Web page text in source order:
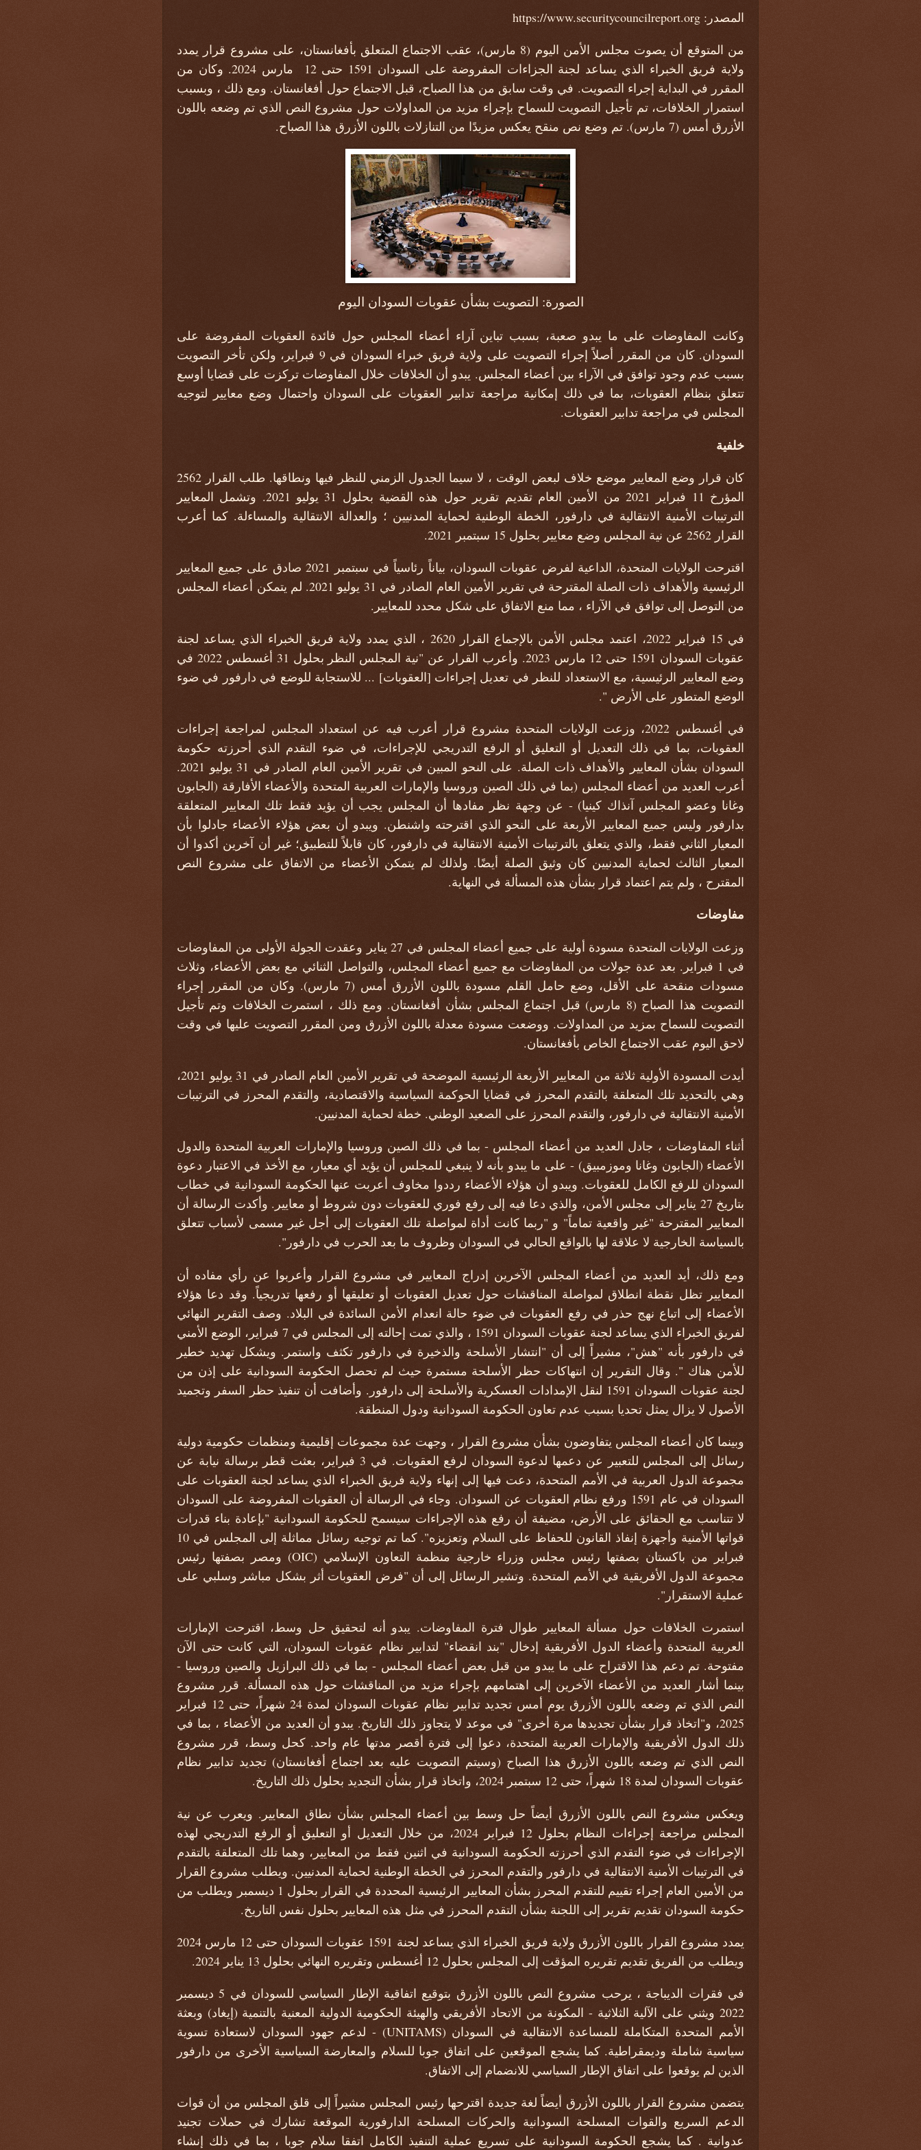
المصدر: https://www.securitycouncilreport.org
من المتوقع أن يصوت مجلس الأمن اليوم (8 مارس)، عقب الاجتماع المتعلق بأفغانستان، على مشروع قرار يمدد
ولاية فريق الخبراء الذي يساعد لجنة الجزاءات المفروضة على السودان 1591 حتى 12 مارس 2024. وكان من
المقرر في البداية إجراء التصويت. في وقت سابق من هذا الصباح، قبل الاجتماع حول أفغانستان. ومع ذلك ، وبسبب
استمرار الخلافات، تم تأجيل التصويت للسماح بإجراء مزيد من المداولات حول مشروع النص الذي تم وضعه باللون
الأزرق أمس (7 مارس). تم وضع نص منقح يعكس مزيدًا من التنازلات باللون الأزرق هذا الصباح.
الصورة: التصويت بشأن عقوبات السودان اليوم
وكانت المفاوضات على ما يبدو صعبة، بسبب تباين آراء أعضاء المجلس حول فائدة العقوبات المفروضة على
السودان. كان من المقرر أصلاً إجراء التصويت على ولاية فريق خبراء السودان في 9 فبراير، ولكن تأخر التصويت
بسبب عدم وجود توافق في الآراء بين أعضاء المجلس. يبدو أن الخلافات خلال المفاوضات تركزت على قضايا أوسع
تتعلق بنظام العقوبات، بما في ذلك إمكانية مراجعة تدابير العقوبات على السودان واحتمال وضع معايير لتوجيه
المجلس في مراجعة تدابير العقوبات.
خلفية
كان قرار وضع المعايير موضع خلاف لبعض الوقت ، لا سيما الجدول الزمني للنظر فيها ونطاقها. طلب القرار 2562
المؤرخ 11 فبراير 2021 من الأمين العام تقديم تقرير حول هذه القضية بحلول 31 يوليو 2021. وتشمل المعايير
الترتيبات الأمنية الانتقالية في دارفور، الخطة الوطنية لحماية المدنيين ؛ والعدالة الانتقالية والمساءلة. كما أعرب
القرار 2562 عن نية المجلس وضع معايير بحلول 15 سبتمبر 2021.
اقترحت الولايات المتحدة، الداعية لفرض عقوبات السودان، بياناً رئاسياً في سبتمبر 2021 صادق على جميع المعايير
الرئيسية والأهداف ذات الصلة المقترحة في تقرير الأمين العام الصادر في 31 يوليو 2021. لم يتمكن أعضاء المجلس
من التوصل إلى توافق في الآراء ، مما منع الاتفاق على شكل محدد للمعايير.
في 15 فبراير 2022، اعتمد مجلس الأمن بالإجماع القرار 2620 ، الذي يمدد ولاية فريق الخبراء الذي يساعد لجنة
عقوبات السودان 1591 حتى 12 مارس 2023. وأعرب القرار عن "نية المجلس النظر بحلول 31 أغسطس 2022 في
وضع المعايير الرئيسية، مع الاستعداد للنظر في تعديل إجراءات [العقوبات] ... للاستجابة للوضع في دارفور في ضوء
الوضع المتطور على الأرض ".
في أغسطس 2022، وزعت الولايات المتحدة مشروع قرار أعرب فيه عن استعداد المجلس لمراجعة إجراءات
العقوبات، بما في ذلك التعديل أو التعليق أو الرفع التدريجي للإجراءات، في ضوء التقدم الذي أحرزته حكومة
السودان بشأن المعايير والأهداف ذات الصلة. على النحو المبين في تقرير الأمين العام الصادر في 31 يوليو 2021.
أعرب العديد من أعضاء المجلس (بما في ذلك الصين وروسيا والإمارات العربية المتحدة والأعضاء الأفارقة (الجابون
وغانا وعضو المجلس آنذاك كينيا) - عن وجهة نظر مفادها أن المجلس يجب أن يؤيد فقط تلك المعايير المتعلقة
بدارفور وليس جميع المعايير الأربعة على النحو الذي اقترحته واشنطن. ويبدو أن بعض هؤلاء الأعضاء جادلوا بأن
المعيار الثاني فقط، والذي يتعلق بالترتيبات الأمنية الانتقالية في دارفور، كان قابلاً للتطبيق؛ غير أن آخرين أكدوا أن
المعيار الثالث لحماية المدنيين كان وثيق الصلة أيضًا. ولذلك لم يتمكن الأعضاء من الاتفاق على مشروع النص
المقترح ، ولم يتم اعتماد قرار بشأن هذه المسألة في النهاية.
مفاوضات
وزعت الولايات المتحدة مسودة أولية على جميع أعضاء المجلس في 27 يناير وعقدت الجولة الأولى من المفاوضات
في 1 فبراير. بعد عدة جولات من المفاوضات مع جميع أعضاء المجلس، والتواصل الثنائي مع بعض الأعضاء، وثلاث
مسودات منقحة على الأقل، وضع حامل القلم مسودة باللون الأزرق أمس (7 مارس). وكان من المقرر إجراء
التصويت هذا الصباح (8 مارس) قبل اجتماع المجلس بشأن أفغانستان. ومع ذلك ، استمرت الخلافات وتم تأجيل
التصويت للسماح بمزيد من المداولات. ووضعت مسودة معدلة باللون الأزرق ومن المقرر التصويت عليها في وقت
لاحق اليوم عقب الاجتماع الخاص بأفغانستان.
أيدت المسودة الأولية ثلاثة من المعايير الأربعة الرئيسية الموضحة في تقرير الأمين العام الصادر في 31 يوليو 2021،
وهي بالتحديد تلك المتعلقة بالتقدم المحرز في قضايا الحوكمة السياسية والاقتصادية، والتقدم المحرز في الترتيبات
الأمنية الانتقالية في دارفور، والتقدم المحرز على الصعيد الوطني. خطة لحماية المدنيين.
أثناء المفاوضات ، جادل العديد من أعضاء المجلس - بما في ذلك الصين وروسيا والإمارات العربية المتحدة والدول
الأعضاء (الجابون وغانا وموزمبيق) - على ما يبدو بأنه لا ينبغي للمجلس أن يؤيد أي معيار، مع الأخذ في الاعتبار دعوة
السودان للرفع الكامل للعقوبات. ويبدو أن هؤلاء الأعضاء رددوا مخاوف أعربت عنها الحكومة السودانية في خطاب
بتاريخ 27 يناير إلى مجلس الأمن، والذي دعا فيه إلى رفع فوري للعقوبات دون شروط أو معايير. وأكدت الرسالة أن
المعايير المقترحة "غير واقعية تماماً" و "ربما كانت أداة لمواصلة تلك العقوبات إلى أجل غير مسمى لأسباب تتعلق
بالسياسة الخارجية لا علاقة لها بالواقع الحالي في السودان وظروف ما بعد الحرب في دارفور".
ومع ذلك، أيد العديد من أعضاء المجلس الآخرين إدراج المعايير في مشروع القرار وأعربوا عن رأي مفاده أن
المعايير تظل نقطة انطلاق لمواصلة المناقشات حول تعديل العقوبات أو تعليقها أو رفعها تدريجياً. وقد دعا هؤلاء
الأعضاء إلى اتباع نهج حذر في رفع العقوبات في ضوء حالة انعدام الأمن السائدة في البلاد. وصف التقرير النهائي
لفريق الخبراء الذي يساعد لجنة عقوبات السودان 1591 ، والذي تمت إحالته إلى المجلس في 7 فبراير، الوضع الأمني
في دارفور بأنه "هش"، مشيراً إلى أن "انتشار الأسلحة والذخيرة في دارفور تكثف واستمر. ويشكل تهديد خطير
للأمن هناك ". وقال التقرير إن انتهاكات حظر الأسلحة مستمرة حيث لم تحصل الحكومة السودانية على إذن من
لجنة عقوبات السودان 1591 لنقل الإمدادات العسكرية والأسلحة إلى دارفور. وأضافت أن تنفيذ حظر السفر وتجميد
الأصول لا يزال يمثل تحديا بسبب عدم تعاون الحكومة السودانية ودول المنطقة.
وبينما كان أعضاء المجلس يتفاوضون بشأن مشروع القرار ، وجهت عدة مجموعات إقليمية ومنظمات حكومية دولية
رسائل إلى المجلس للتعبير عن دعمها لدعوة السودان لرفع العقوبات. في 3 فبراير، بعثت قطر برسالة نيابة عن
مجموعة الدول العربية في الأمم المتحدة، دعت فيها إلى إنهاء ولاية فريق الخبراء الذي يساعد لجنة العقوبات على
السودان في عام 1591 ورفع نظام العقوبات عن السودان. وجاء في الرسالة أن العقوبات المفروضة على السودان
لا تتناسب مع الحقائق على الأرض، مضيفة أن رفع هذه الإجراءات سيسمح للحكومة السودانية "بإعادة بناء قدرات
قواتها الأمنية وأجهزة إنفاذ القانون للحفاظ على السلام وتعزيزه". كما تم توجيه رسائل مماثلة إلى المجلس في 10
فبراير من باكستان بصفتها رئيس مجلس وزراء خارجية منظمة التعاون الإسلامي (OIC) ومصر بصفتها رئيس
مجموعة الدول الأفريقية في الأمم المتحدة. وتشير الرسائل إلى أن "فرض العقوبات أثر بشكل مباشر وسلبي على
عملية الاستقرار".
استمرت الخلافات حول مسألة المعايير طوال فترة المفاوضات. يبدو أنه لتحقيق حل وسط، اقترحت الإمارات
العربية المتحدة وأعضاء الدول الأفريقية إدخال "بند انقضاء" لتدابير نظام عقوبات السودان، التي كانت حتى الآن
مفتوحة. تم دعم هذا الاقتراح على ما يبدو من قبل بعض أعضاء المجلس - بما في ذلك البرازيل والصين وروسيا -
بينما أشار العديد من الأعضاء الآخرين إلى اهتمامهم بإجراء مزيد من المناقشات حول هذه المسألة. قرر مشروع
النص الذي تم وضعه باللون الأزرق يوم أمس تجديد تدابير نظام عقوبات السودان لمدة 24 شهراً، حتى 12 فبراير
2025، و"اتخاذ قرار بشأن تجديدها مرة أخرى" في موعد لا يتجاوز ذلك التاريخ. يبدو أن العديد من الأعضاء ، بما في
ذلك الدول الأفريقية والإمارات العربية المتحدة، دعوا إلى فترة أقصر مدتها عام واحد. كحل وسط، قرر مشروع
النص الذي تم وضعه باللون الأزرق هذا الصباح (وسيتم التصويت عليه بعد اجتماع أفغانستان) تجديد تدابير نظام
عقوبات السودان لمدة 18 شهراً، حتى 12 سبتمبر 2024، واتخاذ قرار بشأن التجديد بحلول ذلك التاريخ.
ويعكس مشروع النص باللون الأزرق أيضاً حل وسط بين أعضاء المجلس بشأن نطاق المعايير. ويعرب عن نية
المجلس مراجعة إجراءات النظام بحلول 12 فبراير 2024، من خلال التعديل أو التعليق أو الرفع التدريجي لهذه
الإجراءات في ضوء التقدم الذي أحرزته الحكومة السودانية في اثنين فقط من المعايير، وهما تلك المتعلقة بالتقدم
في الترتيبات الأمنية الانتقالية في دارفور والتقدم المحرز في الخطة الوطنية لحماية المدنيين. ويطلب مشروع القرار
من الأمين العام إجراء تقييم للتقدم المحرز بشأن المعايير الرئيسية المحددة في القرار بحلول 1 ديسمبر ويطلب من
حكومة السودان تقديم تقرير إلى اللجنة بشأن التقدم المحرز في مثل هذه المعايير بحلول نفس التاريخ.
يمدد مشروع القرار باللون الأزرق ولاية فريق الخبراء الذي يساعد لجنة 1591 عقوبات السودان حتى 12 مارس 2024
ويطلب من الفريق تقديم تقريره المؤقت إلى المجلس بحلول 12 أغسطس وتقريره النهائي بحلول 13 يناير 2024.
في فقرات الديباجة ، يرحب مشروع النص باللون الأزرق بتوقيع اتفاقية الإطار السياسي للسودان في 5 ديسمبر
2022 ويثني على الآلية الثلاثية - المكونة من الاتحاد الأفريقي والهيئة الحكومية الدولية المعنية بالتنمية (إيغاد) وبعثة
الأمم المتحدة المتكاملة للمساعدة الانتقالية في السودان (UNITAMS) - لدعم جهود السودان لاستعادة تسوية
سياسية شاملة وديمقراطية. كما يشجع الموقعين على اتفاق جوبا للسلام والمعارضة السياسية الأخرى من دارفور
الذين لم يوقعوا على اتفاق الإطار السياسي للانضمام إلى الاتفاق.
يتضمن مشروع القرار باللون الأزرق أيضاً لغة جديدة اقترحها رئيس المجلس مشيراً إلى قلق المجلس من أن قوات
الدعم السريع والقوات المسلحة السودانية والحركات المسلحة الدارفورية الموقعة تشارك في حملات تجنيد
عدوانية . كما يشجع الحكومة السودانية على تسريع عملية التنفيذ الكامل اتفقا سلام جوبا ، بما في ذلك إنشاء